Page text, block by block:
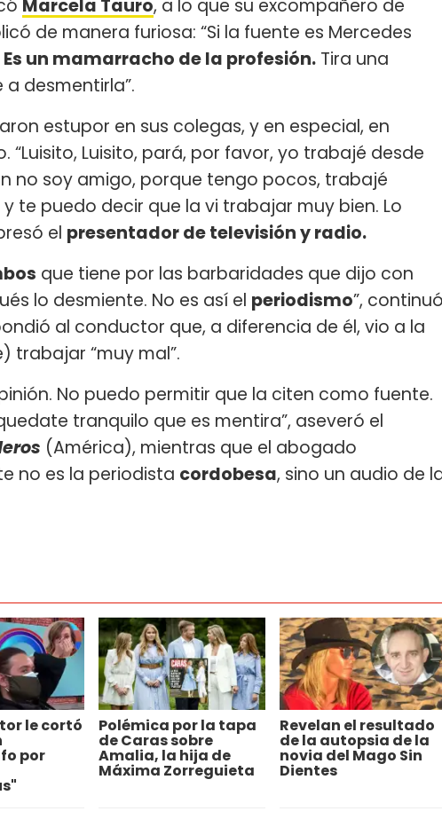
Marcela Tauro, a lo que su excompañero de
de manera furiosa: “Si la fuente es Mercedes
Es un mamarracho de la profesión. Tira una
desmentirla”.
estupor en sus colegas, y en especial, en
“Luisito, Luisito, pará, por favor, yo trabajé desde
no soy amigo, porque tengo pocos, trabajé
y te puedo decir que la vi trabajar muy bien. Lo
el presentador de televisión y radio.
que tiene por las barbaridades que dijo con
lo desmiente. No es así el periodismo”,
al conductor que, a diferencia de él, vio a la
trabajar “muy mal”.
No puedo permitir que la citen como fuente.
tranquilo que es mentira”, aseveró el
(América), mientras que el abogado
no es la periodista cordobesa, sino un audio de
le cortó
por
Polémica por la tapa
de Caras sobre
Amalia, la hija de
Máxima Zorreguieta
Revelan el resultado
de la autopsia de la
novia del Mago Sin
Dientes